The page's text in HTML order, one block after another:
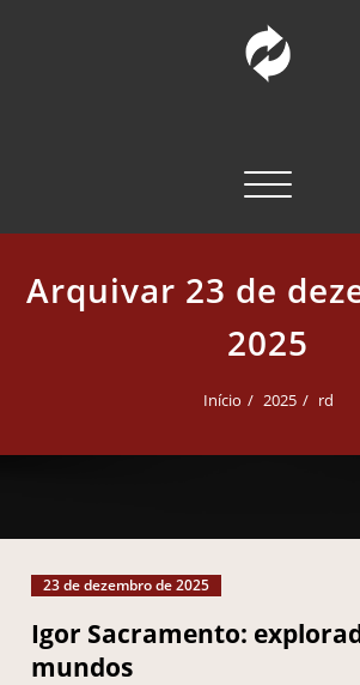
Alternar
Arquivar 23 de
2025
Início 2025 rd
23 de dezembro de 2025
Igor Sacramento:
mundos